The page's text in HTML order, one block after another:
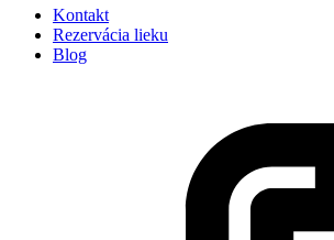
Kontakt
Rezervácia lieku
Blog